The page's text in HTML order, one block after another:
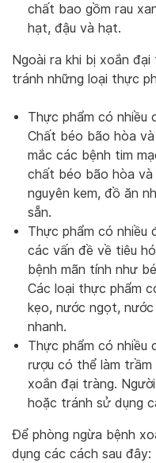
chất bao gồm rau
hạt, đậu và hạt.
Ngoài ra khi bị xoắn
tránh những loại thực
Thực phẩm có nhiều
Chất béo bão hòa
mắc các bệnh tim
chất béo bão hòa
nguyên kem, đồ ăn
sẵn.
Thực phẩm có nhiều
các vấn đề về tiêu
bệnh mãn tính như
Các loại thực phẩm
kẹo, nước ngọt,
nhanh.
Thực phẩm có nhiều
rượu có thể làm
xoắn đại tràng.
hoặc tránh sử dụng
Để phòng ngừa bệnh
dụng các cách sau đây: